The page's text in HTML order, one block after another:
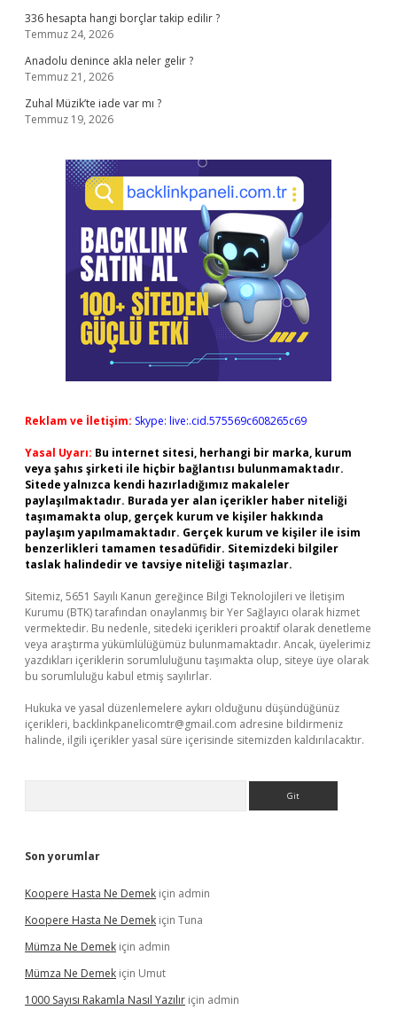
336 hesapta hangi borçlar takip edilir ?
Temmuz 24, 2026
Anadolu denince akla neler gelir ?
Temmuz 21, 2026
Zuhal Müzik’te iade var mı ?
Temmuz 19, 2026
Reklam ve İletişim: Skype: live:.cid.575569c608265c69
Yasal Uyarı: Bu internet sitesi, herhangi bir marka, kurum
veya şahıs şirketi ile hiçbir bağlantısı bulunmamaktadır.
Sitede yalnızca kendi hazırladığımız makaleler
paylaşılmaktadır. Burada yer alan içerikler haber niteliği
taşımamakta olup, gerçek kurum ve kişiler hakkında
paylaşım yapılmamaktadır. Gerçek kurum ve kişiler ile isim
benzerlikleri tamamen tesadüfidir. Sitemizdeki bilgiler
taslak halindedir ve tavsiye niteliği taşımazlar.
Sitemiz, 5651 Sayılı Kanun gereğince Bilgi Teknolojileri ve İletişim
Kurumu (BTK) tarafından onaylanmış bir Yer Sağlayıcı olarak hizmet
vermektedir. Bu nedenle, sitedeki içerikleri proaktif olarak denetleme
veya araştırma yükümlülüğümüz bulunmamaktadır. Ancak, üyelerimiz
yazdıkları içeriklerin sorumluluğunu taşımakta olup, siteye üye olarak
bu sorumluluğu kabul etmiş sayılırlar.
Hukuka ve yasal düzenlemelere aykırı olduğunu düşündüğünüz
içerikleri, backlinkpanelicomtr@gmail.com adresine bildirmeniz
halinde, ilgili içerikler yasal süre içerisinde sitemizden kaldırılacaktır.
Son yorumlar
Koopere Hasta Ne Demek için admin
Koopere Hasta Ne Demek için Tuna
Mümza Ne Demek için admin
Mümza Ne Demek için Umut
1000 Sayısı Rakamla Nasıl Yazılır için admin